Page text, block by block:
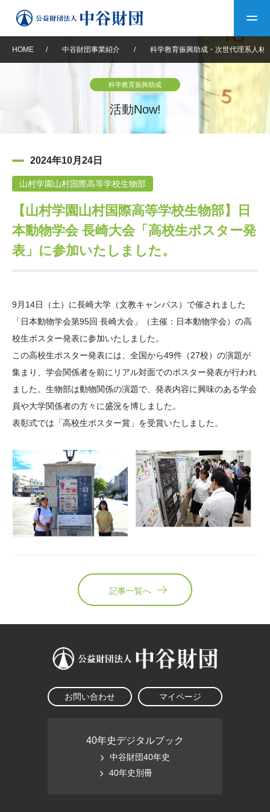
中谷財団について
設立趣意書 財団概要
沿革 40年史デジタルブック
中谷財団40年史
40年史別冊
年報一覧 中谷財団レポート
中谷財団事業紹介 中谷賞
神戸賞 長期大型研究助成
研究助成 交流助成
ム
科学教育振興助成・
次世代理系人材育成プ
ログラム助成
中谷財団動画紹介
その他情報
その他情報
個人情報保護に関する
アクセス よくあるご質問
サイトマップ 中谷財団アーカイブ
お問い合わせ
日本語 English マイページ
HOME / 中谷財団事業紹介 / 科学教育振興助成・次世代理系人材
科学教育振興助成
活動Now!
2024年10月24日
山村学園山村国際高等学校生物部
【山村学園山村国際高等学校生物部】日
本動物学会 長崎大会「高校生ポスター発
表」に参加いたしました。
9 月 14日（土）に長崎大学（文教キャンパス）で催されました
「日本動物学会第95回 長崎大会」（主催：日本動物学会）の高
校生ポスター発表に参加いたしました。
この高校生ポスター発表には、全国から49件（27校）の演題が
集まり、学会関係者を前にリアル対面でのポスター発表が行われ
ました。生物部は動物関係の演題で、発表内容に興味のある学会
員や大学関係者の方々に盛況を博しました。
表彰式では「高校生ポスター賞」を受賞いたしました。
記事一覧へ
お問い合わせ マイページ
40年史デジタルブック
中谷財団40年史
40年史別冊